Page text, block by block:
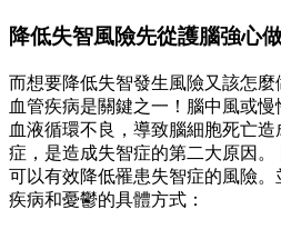
降低失智風險先從護腦強心
而想要降低失智發生風險又該怎
血管疾病是關鍵之一！腦中風或
血液循環不良，導致腦細胞死亡
症，是造成失智症的第二大原因。
可以有效降低罹患失智症的風險
疾病和憂鬱的具體方式：